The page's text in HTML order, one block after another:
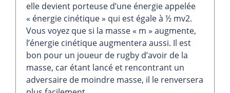
elle devient porteuse d’une énergie appelée
« énergie cinétique » qui est égale à ½ mv2.
Vous voyez que si la masse « m » augmente,
l’énergie cinétique augmentera aussi. Il est
bon pour un joueur de rugby d’avoir de la
masse, car étant lancé et rencontrant un
adversaire de moindre masse, il le renversera